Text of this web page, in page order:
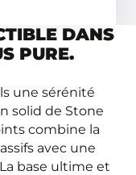
DANS
PURE.
une sérénité
solid de Stone
combine la
avec une
base ultime et